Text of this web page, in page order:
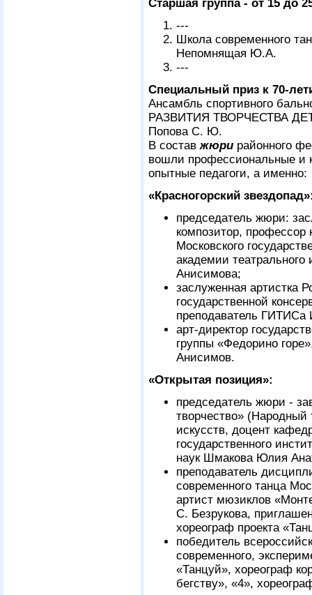
Старшая группа - от 15 до
---
Школа современного
Непомнящая Ю.А.
---
Специальный приз к 70-
Ансамбль спортивного
РАЗВИТИЯ ТВОРЧЕСТВА
Попова С. Ю.
В составжюри районного
вошли профессиональные и
опытные педагоги, а именно:
«Красногорский
председатель жюри:
композитор, профессор
Московского
академии театрального
Анисимова;
заслуженная артистка
государственной
преподаватель
арт-директор
группы «Федорино
Анисимов.
«Открытая позиция»:
председатель жюри -
творчество» (Народный
искусств, доцент
государственного
наук Шмакова Юлия
преподаватель
современного танца
артист мюзиклов
С. Безрукова,
хореограф проекта
победитель
современного,
«Танцуй», хореограф
бегству», «4»,